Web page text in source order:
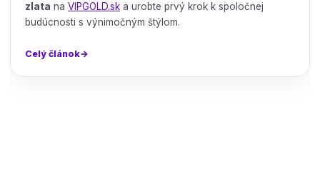
zlata na VIPGOLD.sk a urobte prvý krok k spoločnej
budúcnosti s výnimočným štýlom.
Celý článok